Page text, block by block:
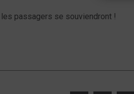
passagers se souviendront !